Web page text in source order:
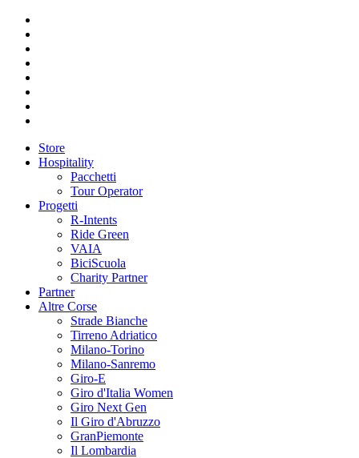
Store
Hospitality
Pacchetti
Tour Operator
Progetti
R-Intents
Ride Green
VAIA
BiciScuola
Charity Partner
Partner
Altre Corse
Strade Bianche
Tirreno Adriatico
Milano-Torino
Milano-Sanremo
Giro-E
Giro d'Italia Women
Giro Next Gen
Il Giro d'Abruzzo
GranPiemonte
Il Lombardia